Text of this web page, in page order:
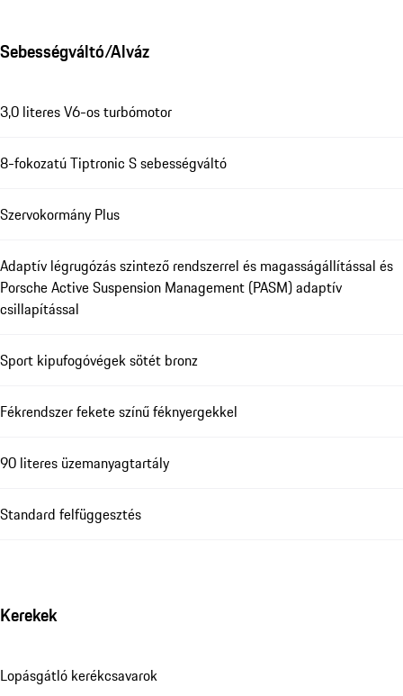
Sebességváltó/Alváz
3,0 literes V6-os turbómotor
8-fokozatú Tiptronic S sebességváltó
Szervokormány Plus
Adaptív légrugózás szintező rendszerrel és magasságállítással és
Porsche Active Suspension Management (PASM) adaptív
csillapítással
Sport kipufogóvégek sötét bronz
Fékrendszer fekete színű féknyergekkel
90 literes üzemanyagtartály
Standard felfüggesztés
Kerekek
Lopásgátló kerékcsavarok